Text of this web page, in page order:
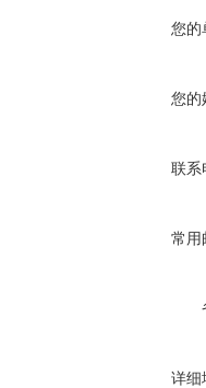
您的
您的
联系
常用
详细